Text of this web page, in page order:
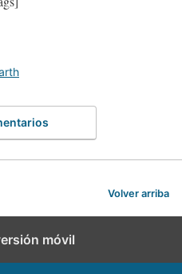
Volver arriba
móvil